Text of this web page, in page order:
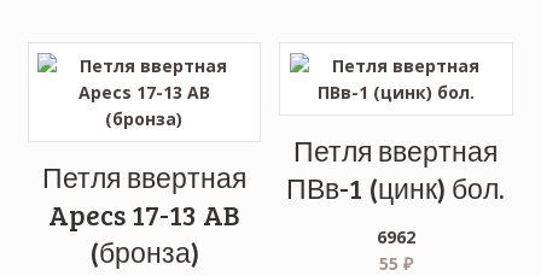
Петля ввертная
Apecs 17-13 AB
(бронза)
Петля ввертная
ПВв-1 (цинк) бол.
6962
55 ₽